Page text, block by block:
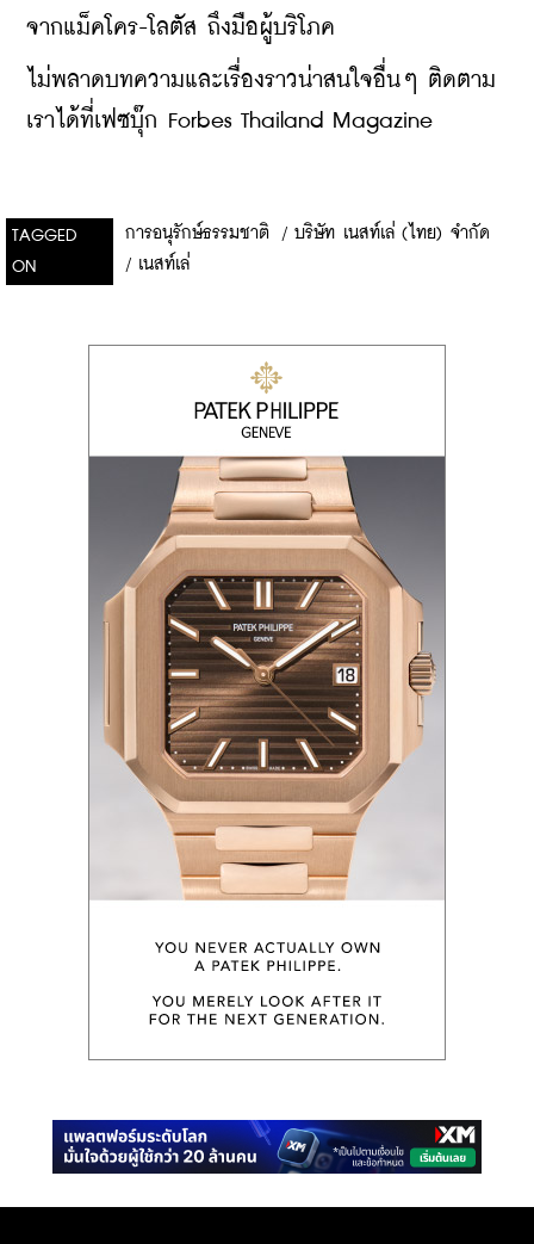
จากแม็คโคร-โลตัส ถึงมือผู้บริโภค
ไม่พลาดบทความและเรื่องราวน่าสนใจอื่นๆ ติดตาม
เราได้ที่เฟซบุ๊ก Forbes Thailand Magazine
TAGGED
ON
การอนุรักษ์ธรรมชาติ / บริษัท เนสท์เล่ (ไทย) จำกัด
/ เนสท์เล่